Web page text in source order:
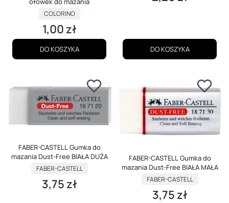
PRODUCENT
COLORINO
Cena
1,00 zł
DO KOSZYKA DO KOSZYKA
FABER-CASTELL Gumka do
mazania Dust-Free BIAŁA DUŻA
PRODUCENT
FABER-CASTELL
Cena
3,75 zł
FABER-CASTELL Gumka do
mazania Dust-Free BIAŁA MAŁA
PRODUCENT
FABER-CASTELL
Cena
3,75 zł